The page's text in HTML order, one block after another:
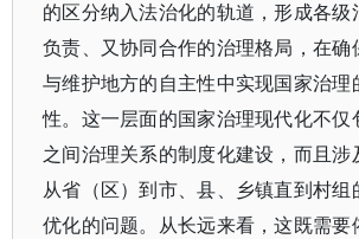
的区分纳入法治化的轨道，形成各级
负责、又协同合作的治理格局，在确
与维护地方的自主性中实现国家治理
性。这一层面的国家治理现代化不仅
之间治理关系的制度化建设，而且涉
从省（区）到市、县、乡镇直到村组
优化的问题。从长远来看，这既需要